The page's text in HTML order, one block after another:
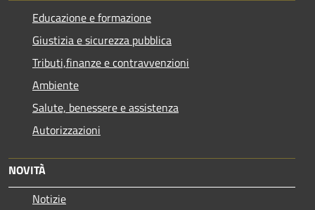
Educazione e formazione
Giustizia e sicurezza pubblica
Tributi,finanze e contravvenzioni
Ambiente
Salute, benessere e assistenza
Autorizzazioni
NOVITÀ
Notizie